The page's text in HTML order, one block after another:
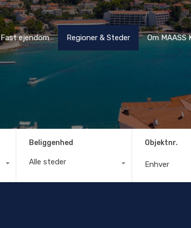
Fast ejendom Regioner & Steder Om
Fast ejendom Regioner & Steder Om MAASS
Beliggenhed
Alle steder
Objektnr.